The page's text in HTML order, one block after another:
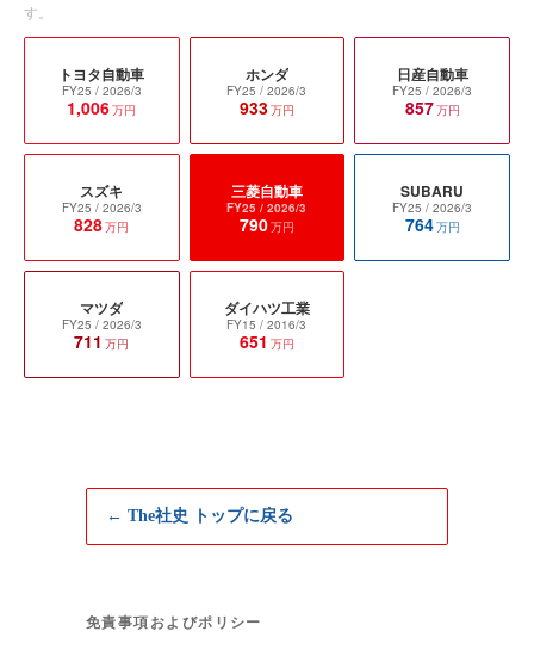
す。
トヨタ自動車
FY25 / 2026/3
1,006万円
ホンダ
FY25 / 2026/3
933万円
日産自動車
FY25 / 2026/3
857万円
スズキ
FY25 / 2026/3
828万円
三菱自動車
FY25 / 2026/3
790万円
SUBARU
FY25 / 2026/3
764万円
マツダ
FY25 / 2026/3
711 万円
ダイハツ工業
FY15 / 2016/3
651 万円
← The社史 トップに戻る
免責事項およびポリシー